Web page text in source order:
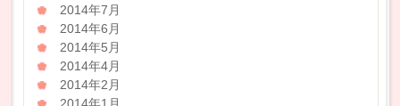
2014年7月
2014年6月
2014年5月
2014年4月
2014年2月
2014年1月